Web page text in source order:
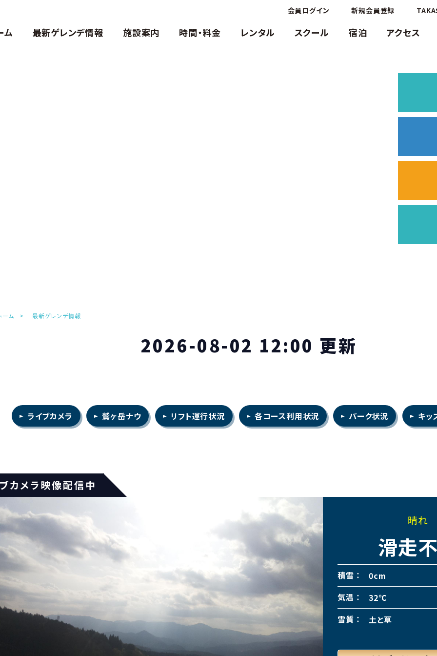
会員ログイン 新規会員登録
ム 最新ゲレンデ情報 施設案内 時間・料金 レンタル スクール 宿泊 アクセス
ーム 最新ゲレンデ情報
2026-08-02 12:00 更新
ライブカメラ 鷲ヶ岳ナウ リフト運行状況 各コース利用状況 パーク状況 キッ
カメラ映像配信中
晴れ
滑走
積雪
0cm
気温
32℃
雪質
土と草